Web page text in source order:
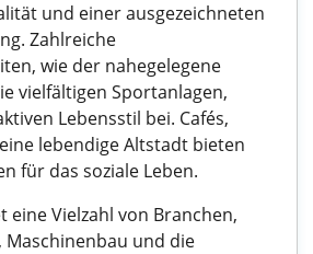
und einer ausgezeichneten
Zahlreiche
wie der nahegelegene
vielfältigen Sportanlagen,
Lebensstil bei. Cafés,
lebendige Altstadt bieten
für das soziale Leben.
eine Vielzahl von Branchen,
und die